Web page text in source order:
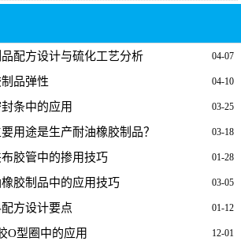
04-07
配方设计与硫化工艺分析
04-10
品弹性
03-25
条中的应用
03-18
用途是生产耐油橡胶制品？
01-28
胶管中的掺用技巧
03-05
胶制品中的应用技巧
01-12
方设计要点
12-01
O型圈中的应用